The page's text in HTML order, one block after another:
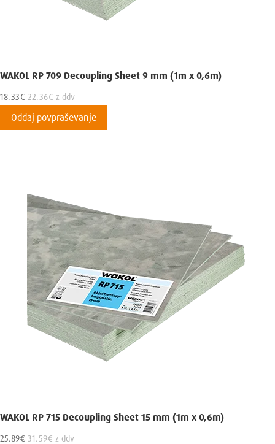
WAKOL RP 709 Decoupling Sheet 9 mm (1m x 0,6m)
18.33€ 22.36€ z ddv
Oddaj povpraševanje
WAKOL RP 715 Decoupling Sheet 15 mm (1m x 0,6m)
25.89€ 31.59€ z ddv